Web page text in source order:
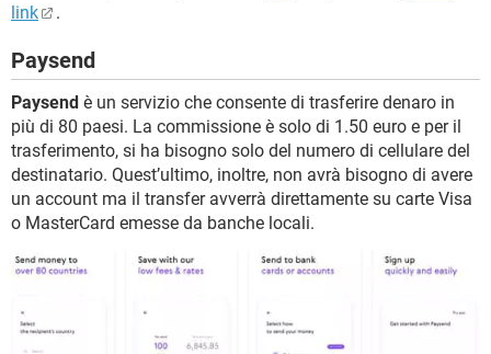
link
.
Paysend
Paysend è un servizio che consente di trasferire denaro in
più di 80 paesi. La commissione è solo di 1.50 euro e per il
trasferimento, si ha bisogno solo del numero di cellulare del
destinatario. Quest’ultimo, inoltre, non avrà bisogno di avere
un account ma il transfer avverrà direttamente su carte Visa
o MasterCard emesse da banche locali.